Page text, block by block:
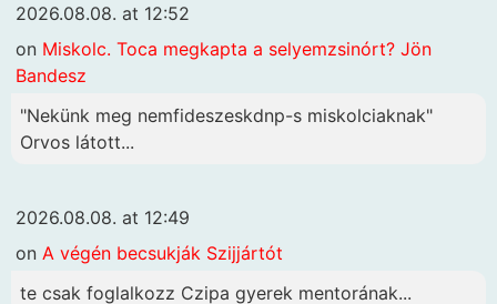
2026.08.08. at 12:52
on Miskolc. Toca megkapta a selyemzsinórt? Jön
Bandesz
"Nekünk meg nemfideszeskdnp-s miskolciaknak"
Orvos látott...
2026.08.08. at 12:49
on A végén becsukják Szijjártót
te csak foglalkozz Czipa gyerek mentorának...